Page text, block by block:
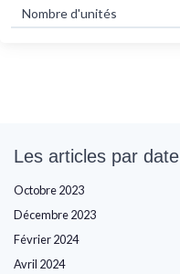
Nombre d'unités
Les articles par date
Octobre 2023
Décembre 2023
Février 2024
Avril 2024